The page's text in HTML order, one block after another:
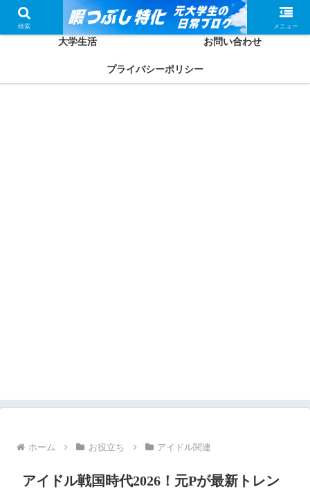
ホーム かしわってどんな人？
大学生活 お問い合わせ
プライバシーポリシー
ホーム お役立ち アイドル関連
アイドル戦国時代2026！元Pが最新トレン
検索 メニュー